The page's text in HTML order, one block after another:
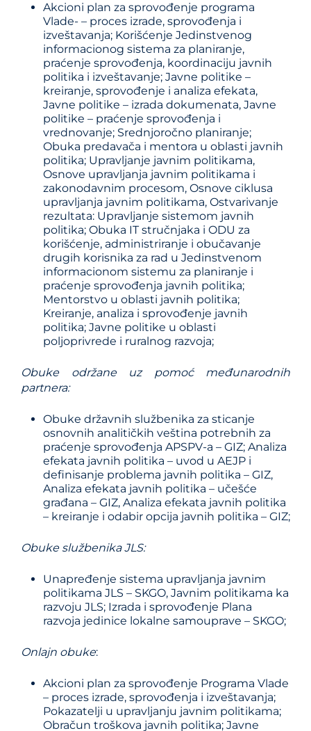
Akcioni plan za sprovođenje programa
Vlade- – proces izrade, sprovođenja i
izveštavanja; Korišćenje Jedinstvenog
informacionog sistema za planiranje,
praćenje sprovođenja, koordinaciju javnih
politika i izveštavanje; Javne politike –
kreiranje, sprovođenje i analiza efekata,
Javne politike – izrada dokumenata, Javne
politike – praćenje sprovođenja i
vrednovanje; Srednjoročno planiranje;
Obuka predavača i mentora u oblasti javnih
politika; Upravljanje javnim politikama,
Osnove upravljanja javnim politikama i
zakonodavnim procesom, Osnove ciklusa
upravljanja javnim politikama, Ostvarivanje
rezultata: Upravljanje sistemom javnih
politika; Obuka IT stručnjaka i ODU za
korišćenje, administriranje i obučavanje
drugih korisnika za rad u Jedinstvenom
informacionom sistemu za planiranje i
praćenje sprovođenja javnih politika;
Mentorstvo u oblasti javnih politika;
Kreiranje, analiza i sprovođenje javnih
politika; Javne politike u oblasti
poljoprivrede i ruralnog razvoja;
Obuke održane uz pomoć međunarodnih
partnera:
Obuke državnih službenika za sticanje
osnovnih analitičkih veština potrebnih za
praćenje sprovođenja APSPV-a – GIZ; Analiza
efekata javnih politika – uvod u AEJP i
definisanje problema javnih politika – GIZ,
Analiza efekata javnih politika – učešće
građana – GIZ, Analiza efekata javnih politika
– kreiranje i odabir opcija javnih politika – GIZ;
Obuke službenika JLS:
Unapređenje sistema upravljanja javnim
politikama JLS – SKGO, Javnim politikama ka
razvoju JLS; Izrada i sprovođenje Plana
razvoja jedinice lokalne samouprave – SKGO;
Onlajn obuke:
Akcioni plan za sprovođenje Programa Vlade
– proces izrade, sprovođenja i izveštavanja;
Pokazatelji u upravljanju javnim politikama;
Obračun troškova javnih politika; Javne